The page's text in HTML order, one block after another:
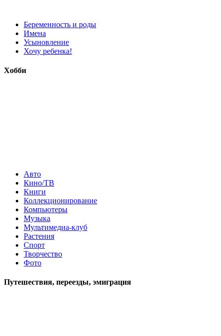
Беременность и роды
Имена
Усыновление
Хочу ребенка!
Хобби
Авто
Кино/ТВ
Книги
Коллекционирование
Компьютеры
Музыка
Мультимедиа-клуб
Растения
Спорт
Творчество
Фото
Путешествия, переезды, эмиграция